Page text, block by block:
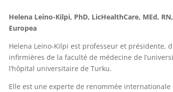
Helena Leino-Kilpi, PhD, LicHealthCare, MEd,
Europea
Helena Leino-Kilpi est professeur et présidente,
infirmières de la faculté de médecine de
l’hôpital universitaire de Turku.
Elle est une experte de renommée